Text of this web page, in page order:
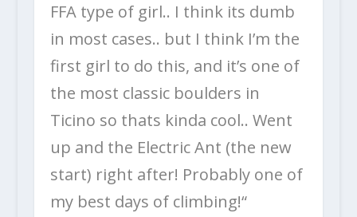
FFA type of girl.. I think its dumb
in most cases.. but I think I’m the
first girl to do this, and it’s one of
the most classic boulders in
Ticino so thats kinda cool.. Went
up and the Electric Ant (the new
start) right after! Probably one of
my best days of climbing!“